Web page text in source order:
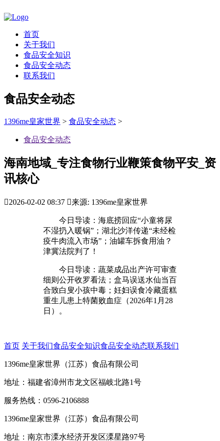
首页
关于我们
食品安全知识
食品安全动态
联系我们
食品安全动态
1396me皇家世界 > 食品安全动态 >
食品安全动态
海南地域_专注食物行业鞭策食物平安_资
讯核心
2026-02-02 08:37 来源: 1396me皇家世界
今日导读：海底捞回应“小童将尿
不湿扔入暖锅”；湖北沙洋传递“未经检
疫牛肉流入市场”；油罐车拆食用油？
津冀法院判了！
今日导读：蔬菜成品出产许可审查
细则公开收罗看法；盒马误送水仙当百
合致白叟小孩中毒；妊妇误食冷藏蛋糕
重生儿患上特菌败血症（2026年1月28
日）。
首页 关于我们食品安全知识食品安全动态联系我们
1396me皇家世界（江苏）食品有限公司
地址：福建省漳州市龙文区福岐北路1号
服务热线：0596-2106888
1396me皇家世界（江苏）食品有限公司
地址：南京市溧水经济开发区溧星路97号